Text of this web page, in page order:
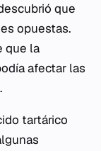
que
opuestas.
que la
afectar las
tartárico